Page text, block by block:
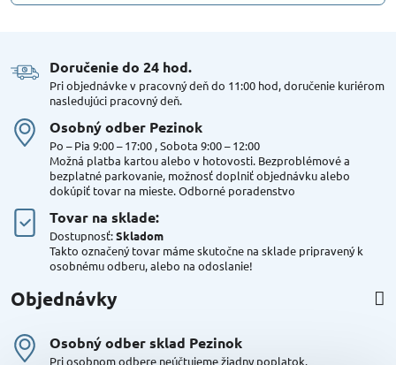
Doručenie do 24 hod​.
Pri objednávke v pracovný deň do 11:00 hod, doručenie kuriérom
nasledujúci pracovný deň.
Osobný odber Pezinok
Po – Pia 9:00 – 17:00 , Sobota 9:00 – 12:00
Možná platba kartou alebo v hotovosti. Bezproblémové a
bezplatné parkovanie, možnosť doplniť objednávku alebo
dokúpiť tovar na mieste. Odborné poradenstvo
Tovar na sklade:
Dostupnosť:Skladom
Takto označený tovar máme skutočne na sklade pripravený k
osobnému odberu, alebo na odoslanie!
Objednávky
Osobný odber sklad Pezinok
Pri osobnom odbere neúčtujeme žiadny poplatok.